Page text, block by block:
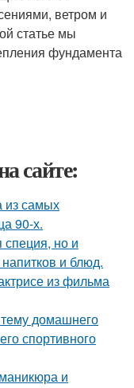
ветром и
статье мы
фундамента
сайте:
из самых
90-х.
специя, но и
и блюд.
из фильма
домашнего
спортивного
и